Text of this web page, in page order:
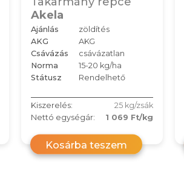
Akela
Ajánlás
zöldítés
AKG
AKG
Csávázás
csávázatlan
Norma
15-20 kg/ha
Státusz
Rendelhető
Kiszerelés:
25 kg/zsák
Nettó egységár:
1 069 Ft/kg
Kosárba teszem